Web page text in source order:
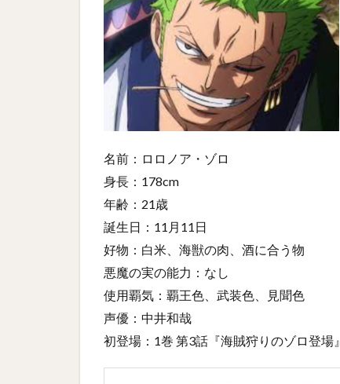
名前：ロロノア・ゾロ
身長：178cm
年齢：21歳
誕生日：11月11日
好物：白米、海獣の肉、酒に合う物
悪魔の実の能力：なし
使用覇気：覇王色、武装色、見聞色
声優：中井和哉
初登場：1巻 第3話『海賊狩りのゾロ登場』